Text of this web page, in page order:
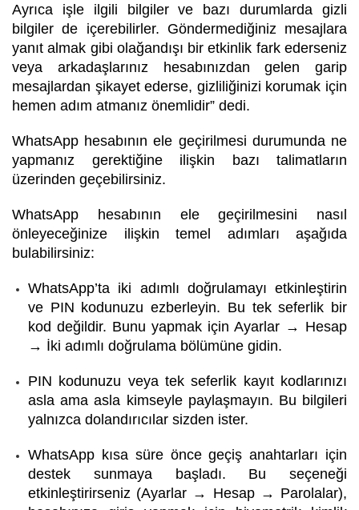
Ayrıca işle ilgili bilgiler ve bazı durumlarda gizli
bilgiler de içerebilirler. Göndermediğiniz mesajlara
yanıt almak gibi olağandışı bir etkinlik fark ederseniz
veya arkadaşlarınız hesabınızdan gelen garip
mesajlardan şikayet ederse, gizliliğinizi korumak için
hemen adım atmanız önemlidir” dedi.
WhatsApp hesabının ele geçirilmesi durumunda ne
yapmanız gerektiğine ilişkin bazı talimatların
üzerinden geçebilirsiniz.
WhatsApp hesabının ele geçirilmesini nasıl
önleyeceğinize ilişkin temel adımları aşağıda
bulabilirsiniz:
WhatsApp’ta iki adımlı doğrulamayı etkinleştirin
ve PIN kodunuzu ezberleyin. Bu tek seferlik bir
kod değildir. Bunu yapmak için Ayarlar → Hesap
→ İki adımlı doğrulama bölümüne gidin.
PIN kodunuzu veya tek seferlik kayıt kodlarınızı
asla ama asla kimseyle paylaşmayın. Bu bilgileri
yalnızca dolandırıcılar sizden ister.
WhatsApp kısa süre önce geçiş anahtarları için
destek sunmaya başladı. Bu seçeneği
etkinleştirirseniz (Ayarlar → Hesap → Parolalar),